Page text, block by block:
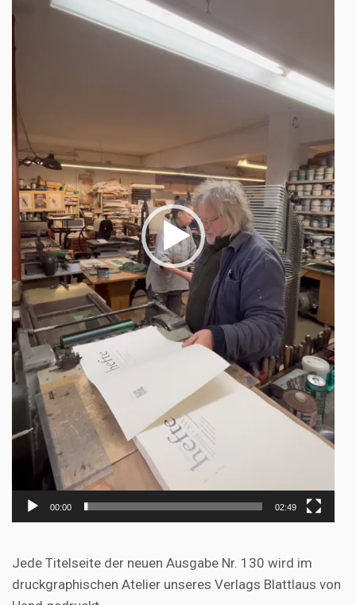
00:00 02:49
Jede Titelseite der neuen Ausgabe Nr. 130 wird im
druckgraphischen Atelier unseres Verlags Blattlaus von